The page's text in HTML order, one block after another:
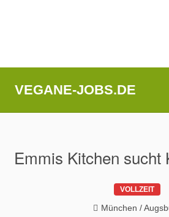
VEGANE-JOBS.DE
Emmis Kitchen sucht
VOLLZEIT
München /